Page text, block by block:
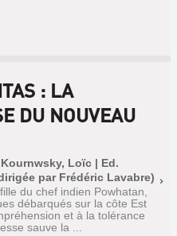
: LA
DU NOUVEAU
Loïc | Ed.
par Frédéric Lavabre)
du chef indien Powhatan,
débarqués sur la côte Est
et à la tolérance
sauve la ...